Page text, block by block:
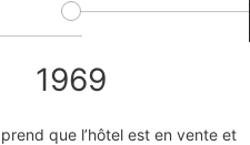
1969
que l’hôtel est en vente et